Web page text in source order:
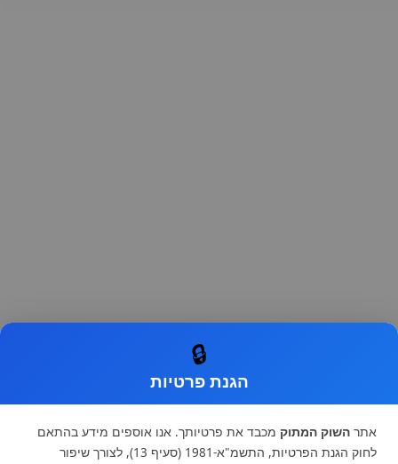
🔒
הגנת פרטיות
אתר השוק המתוק מכבד את פרטיותך. אנו אוספים מידע בהתאם
לחוק הגנת הפרטיות, התשמ"א-1981 (סעיף 13), לצורך שיפור